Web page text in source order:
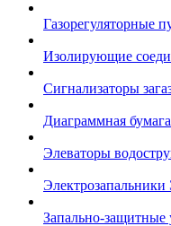
Изолирующие
Сигнализаторы
Диаграммная бумага
Элеваторы
Электрозапальники
Запально-защитные